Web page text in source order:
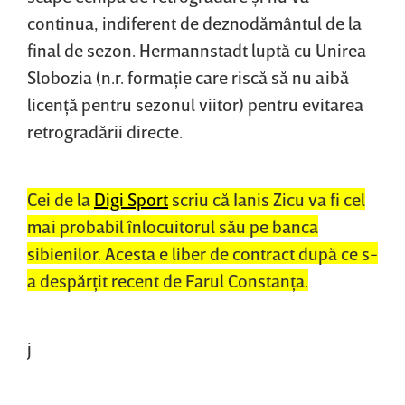
continua, indiferent de deznodământul de la
final de sezon. Hermannstadt luptă cu Unirea
Slobozia (n.r. formaţie care riscă să nu aibă
licenţă pentru sezonul viitor) pentru evitarea
retrogradării directe.
Cei de la Digi Sport scriu că Ianis Zicu va fi cel
mai probabil înlocuitorul său pe banca
sibienilor. Acesta e liber de contract după ce s-
a despărţit recent de Farul Constanţa.
j